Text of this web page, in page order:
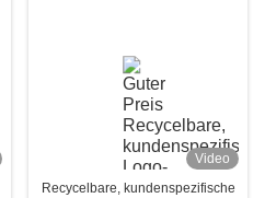
Video
Recycelbare, kundenspezifische